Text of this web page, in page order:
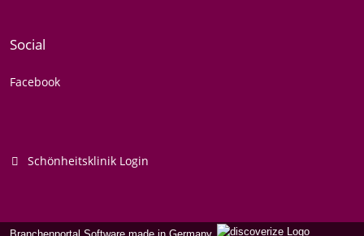
Social
Facebook
Schönheitsklinik Login